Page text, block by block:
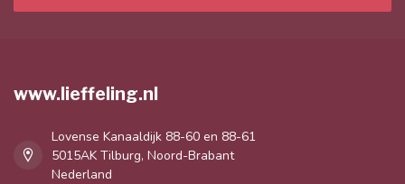
www.lieffeling.nl
Lovense Kanaaldijk 88-60 en 88-61
5015AK Tilburg, Noord-Brabant
Nederland